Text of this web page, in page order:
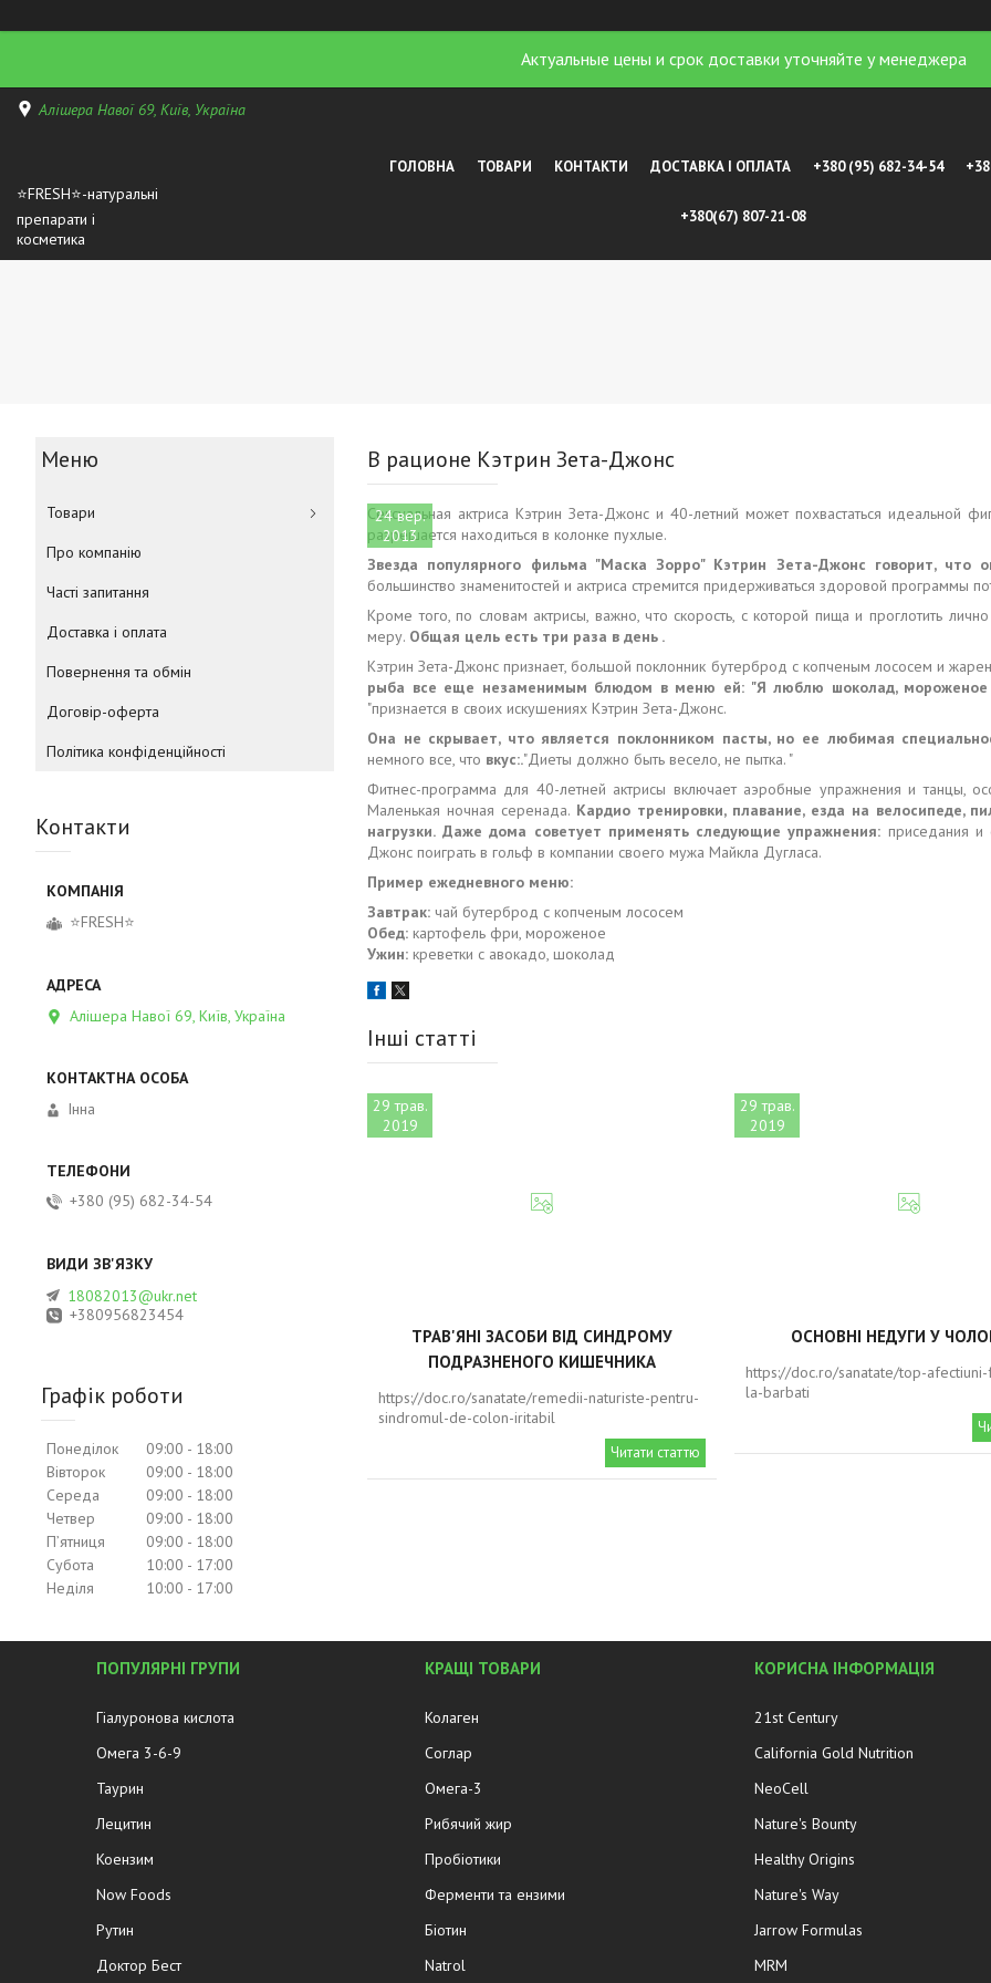
Актуальные цены и срок доставки уточняйте у менеджера
Алішера Навої 69, Київ, Україна
⭐FRESH⭐-натуральні
препарати і
косметика
ГОЛОВНА ТОВАРИ КОНТАКТИ ДОСТАВКА І ОПЛАТА +380 (95) 682-34-54
+380(67) 807-21-08
В рационе Кэтрин Зета-Джонс
24 вер.
2013
Сексуальная актриса Кэтрин Зета-Джонс и 40-летний может похвастаться идеальной
разрешается находиться в колонке пухлые.
Звезда популярного фильма "Маска Зорро" Кэтрин Зета-Джонс говорит,
большинство знаменитостей и актриса стремится придерживаться здоровой программы
Кроме того, по словам актрисы, важно, что скорость, с которой пища и проглотить
меру. Общая цель есть три раза в день .
Кэтрин Зета-Джонс признает, большой поклонник бутерброд с копченым лососем и
рыба все еще ​​незаменимым блюдом в меню ей: "Я люблю шоколад,
"признается в своих искушениях Кэтрин Зета-Джонс.
Она не скрывает, что является поклонником пасты, но ее любимая
немного все, что вкус:."Диеты должно быть весело, не пытка. "
Фитнес-программа для 40-летней актрисы включает аэробные упражнения и танцы,
Маленькая ночная серенада. Кардио тренировки, плавание, езда на велосипеде,
нагрузки. Даже дома советует применять следующие упражнения: приседания и
Джонс поиграть в гольф в компании своего мужа Майкла Дугласа.
Пример ежедневного меню:
Завтрак: чай бутерброд с копченым лососем
Обед: картофель фри, мороженое
Ужин: креветки с авокадо, шоколад
Інші статті
29 трав.
2019
ТРАВ'ЯНІ ЗАСОБИ ВІД СИНДРОМУ
ПОДРАЗНЕНОГО КИШЕЧНИКА
https://doc.ro/sanatate/remedii-naturiste-pentru-
sindromul-de-colon-iritabil
Читати статтю
29 трав.
2019
ОСНОВНІ НЕДУГИ У
https://doc.ro/sanatate/top-
la-barbati
Товари
Про компанію
Часті запитання
Доставка і оплата
Повернення та обмін
Договір-оферта
Політика конфіденційності
Контакти
⭐FRESH⭐
Алішера Навої 69, Київ, Україна
Інна
+380 (95) 682-34-54
18082013@ukr.net
+380956823454
Графік роботи
Понеділок 09:00
18:00
Вівторок
09:00
18:00
Середа
09:00
18:00
Четвер
09:00
18:00
Пʼятниця
09:00
18:00
Субота
10:00
17:00
Неділя
10:00 17:00
ПОПУЛЯРНІ ГРУПИ
Гіалуронова кислота
Омега 3-6-9
Таурин
Лецитин
Коензим
Now Foods
Рутин
Доктор Бест
КРАЩІ ТОВАРИ
Колаген
Соглар
Омега-3
Рибячий жир
Пробіотики
Ферменти та ензими
Біотин
Natrol
КОРИСНА ІНФОРМАЦІЯ
21st Century
California Gold Nutrition
NeoCell
Nature's Bounty
Healthy Origins
Nature's Way
Jarrow Formulas
MRM